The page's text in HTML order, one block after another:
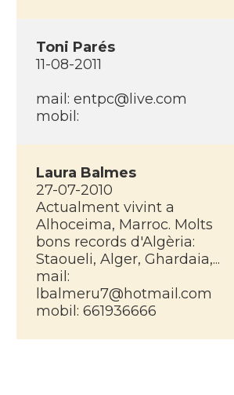
Toni Parés
11-08-2011
mail: entpc@live.com
mobil:
Laura Balmes
27-07-2010
Actualment vivint a
Alhoceima, Marroc. Molts
bons records d'Algèria:
Staoueli, Alger, Ghardaia,...
mail:
lbalmeru7@hotmail.com
mobil: 661936666